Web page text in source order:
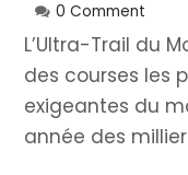
0 Comment
L’Ultra-Trail du
des courses les
exigeantes du
année des